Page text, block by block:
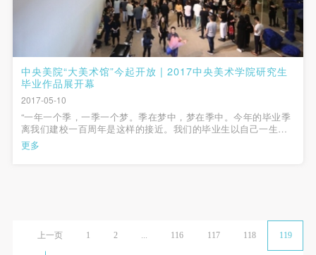
中央美院“大美术馆”今起开放 | 2017中央美术学院研究生
毕业作品展开幕
2017-05-10
“一年一个季，一季一个梦。季在梦中，梦在季中。今年的毕业季
离我们建校一百周年是这样的接近。我们的毕业生以自己一生中
独一无二的艺术创作，向建校一百年献礼；我们的老师以他们独
特的作品——培养的优秀毕业生，向建校一百年献礼；我们的学
更多
上一页 1 2 ... 116 117 118 119